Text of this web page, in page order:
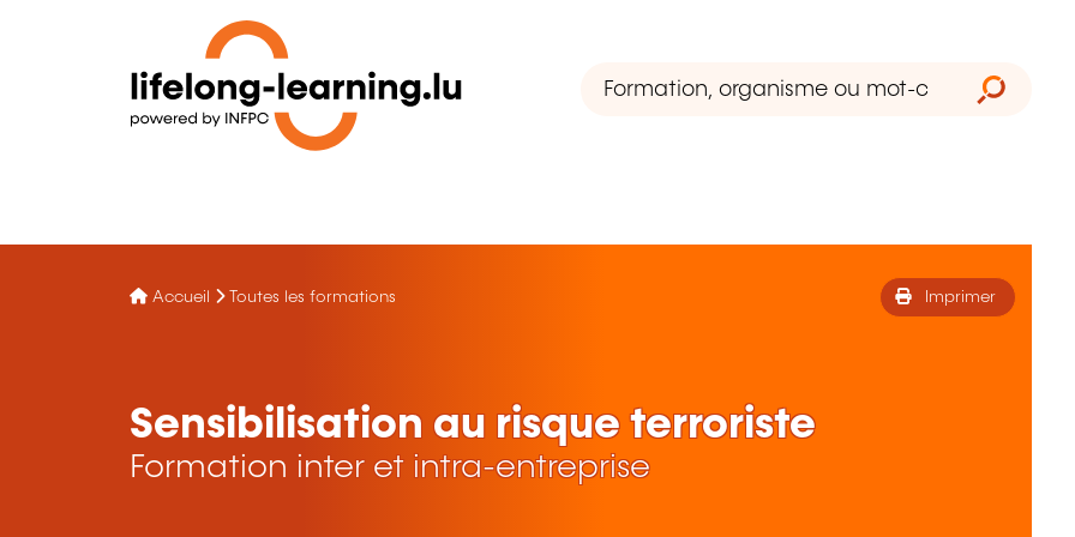
Accueil Toutes les formations Imprimer
Sensibilisation au risque terroriste
Formation inter et intra-entreprise